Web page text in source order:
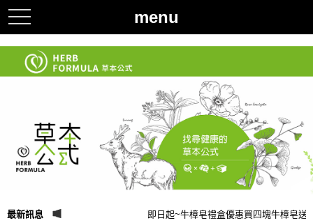
menu
toggle
navigation
最新訊息 即日起~牛樟皂禮盒優惠買四塊牛樟皂